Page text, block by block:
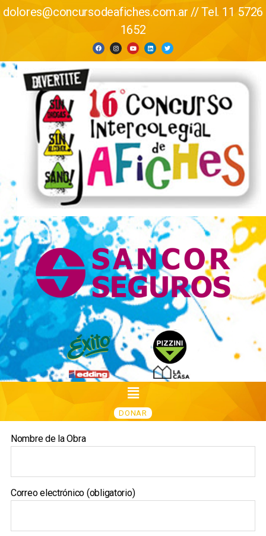
dolores@concursodeafiches.com.ar // Tel. 11 5726
1652
DONAR
Nombre de la Obra
Correo electrónico (obligatorio)